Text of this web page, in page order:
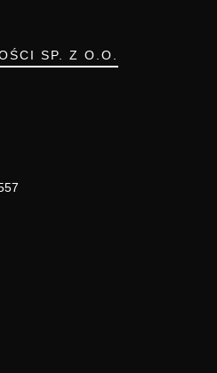
SP. Z O.O.